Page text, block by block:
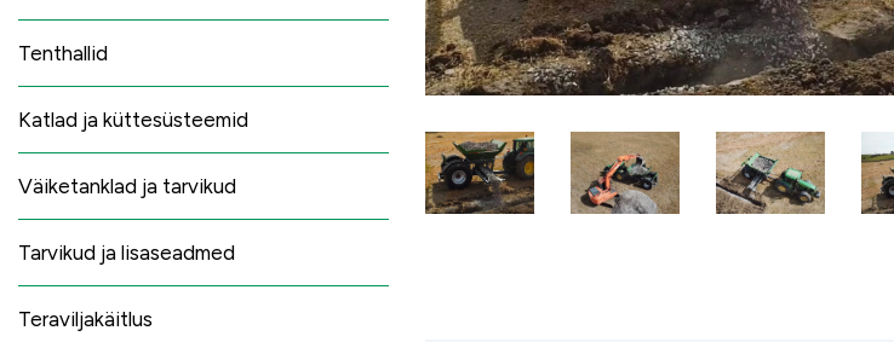
Tenthallid
Katlad ja küttesüsteemid
Väiketanklad ja tarvikud
Tarvikud ja lisaseadmed
Teraviljakäitlus